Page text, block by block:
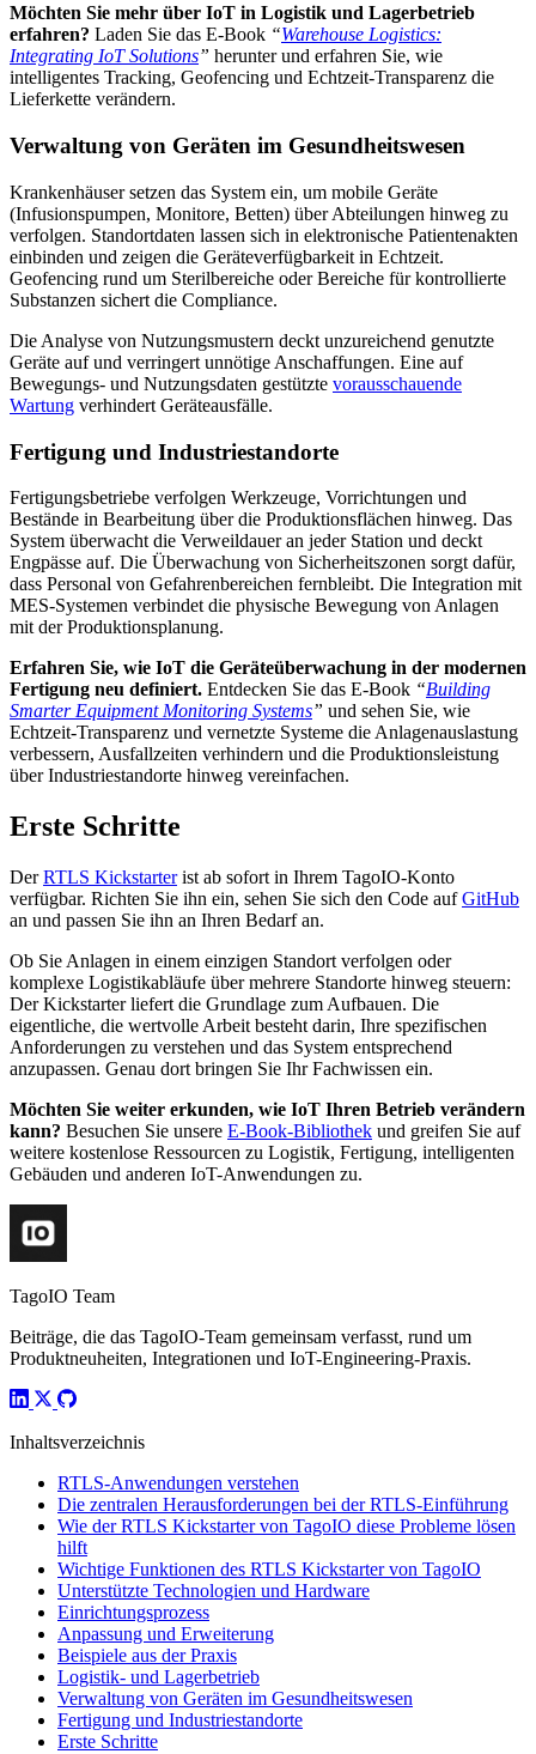
Möchten Sie mehr über IoT in Logistik und Lagerbetrieb
erfahren? Laden Sie das E-Book “Warehouse Logistics:
Integrating IoT Solutions” herunter und erfahren Sie, wie
intelligentes Tracking, Geofencing und Echtzeit-Transparenz die
Lieferkette verändern.
Verwaltung von Geräten im Gesundheitswesen
Krankenhäuser setzen das System ein, um mobile Geräte
(Infusionspumpen, Monitore, Betten) über Abteilungen hinweg zu
verfolgen. Standortdaten lassen sich in elektronische Patientenakten
einbinden und zeigen die Geräteverfügbarkeit in Echtzeit.
Geofencing rund um Sterilbereiche oder Bereiche für kontrollierte
Substanzen sichert die Compliance.
Die Analyse von Nutzungsmustern deckt unzureichend genutzte
Geräte auf und verringert unnötige Anschaffungen. Eine auf
Bewegungs- und Nutzungsdaten gestützte vorausschauende
Wartung verhindert Geräteausfälle.
Fertigung und Industriestandorte
Fertigungsbetriebe verfolgen Werkzeuge, Vorrichtungen und
Bestände in Bearbeitung über die Produktionsflächen hinweg. Das
System überwacht die Verweildauer an jeder Station und deckt
Engpässe auf. Die Überwachung von Sicherheitszonen sorgt dafür,
dass Personal von Gefahrenbereichen fernbleibt. Die Integration mit
MES-Systemen verbindet die physische Bewegung von Anlagen
mit der Produktionsplanung.
Erfahren Sie, wie IoT die Geräteüberwachung in der modernen
Fertigung neu definiert. Entdecken Sie das E-Book “Building
Smarter Equipment Monitoring Systems” und sehen Sie, wie
Echtzeit-Transparenz und vernetzte Systeme die Anlagenauslastung
verbessern, Ausfallzeiten verhindern und die Produktionsleistung
über Industriestandorte hinweg vereinfachen.
Erste Schritte
DerRTLS Kickstarterist ab sofort in Ihrem TagoIO-Konto
verfügbar. Richten Sie ihn ein, sehen Sie sich den Code aufGitHub
an und passen Sie ihn an Ihren Bedarf an.
Ob Sie Anlagen in einem einzigen Standort verfolgen oder
komplexe Logistikabläufe über mehrere Standorte hinweg steuern:
Der Kickstarter liefert die Grundlage zum Aufbauen. Die
eigentliche, die wertvolle Arbeit besteht darin, Ihre spezifischen
Anforderungen zu verstehen und das System entsprechend
anzupassen. Genau dort bringen Sie Ihr Fachwissen ein.
Möchten Sie weiter erkunden, wie IoT Ihren Betrieb verändern
kann? Besuchen Sie unsere E-Book-Bibliothek und greifen Sie auf
weitere kostenlose Ressourcen zu Logistik, Fertigung, intelligenten
Gebäuden und anderen IoT-Anwendungen zu.
TagoIO Team
Beiträge, die das TagoIO-Team gemeinsam verfasst, rund um
Produktneuheiten, Integrationen und IoT-Engineering-Praxis.
Inhaltsverzeichnis
RTLS-Anwendungen verstehen
Die zentralen Herausforderungen bei der RTLS-Einführung
Wie der RTLS Kickstarter von TagoIO diese Probleme lösen
hilft
Wichtige Funktionen des RTLS Kickstarter von TagoIO
Unterstützte Technologien und Hardware
Einrichtungsprozess
Anpassung und Erweiterung
Beispiele aus der Praxis
Logistik- und Lagerbetrieb
Verwaltung von Geräten im Gesundheitswesen
Fertigung und Industriestandorte
Erste Schritte